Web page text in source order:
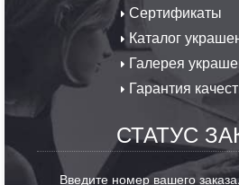
Сертификаты
Каталог
Галерея
Гарантия
СТАТУС
Введите номер вашего